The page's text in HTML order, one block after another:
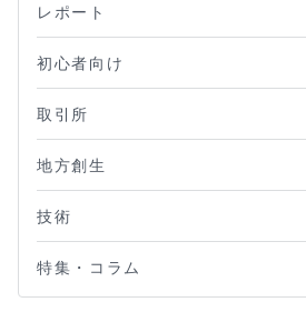
レポート
初心者向け
取引所
地方創生
技術
特集・コラム